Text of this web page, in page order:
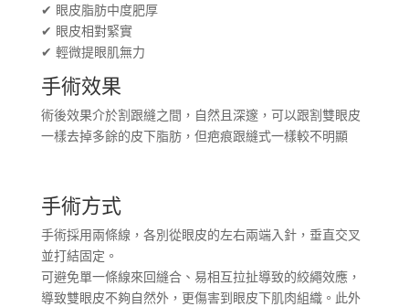
✔ 眼皮脂肪中度肥厚
✔ 眼皮相對緊實
✔ 輕微提眼肌無力
手術效果
術後效果介於割跟縫之間，自然且深邃，可以跟割雙眼皮
一樣去掉多餘的皮下脂肪，但疤痕跟縫式一樣較不明顯
手術方式
手術採用兩條線，各別從眼皮的左右兩端入針，垂直交叉
並打結固定。
可避免單一條線來回縫合、易相互拉扯導致的絞繩效應，
導致雙眼皮不夠自然外，更傷害到眼皮下肌肉組織。此外